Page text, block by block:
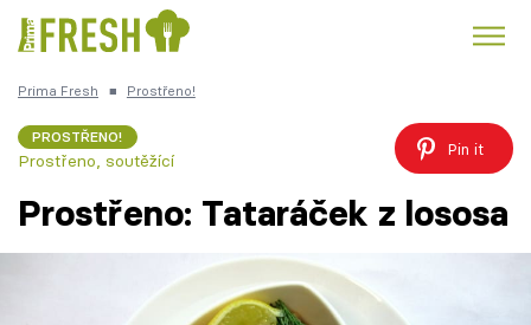
Česká kuchyně
Prima Fresh ■ Prostřeno!
PROSTŘENO!
Prostřeno, soutěžící
Pin it
Prostřeno: Tataráček z lososa